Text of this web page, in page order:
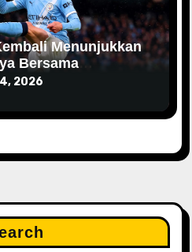
Menunjukkan
Bersama
2026